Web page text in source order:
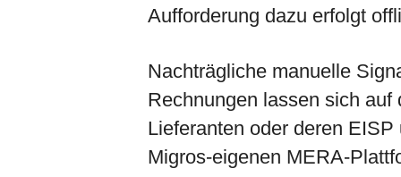
Aufforderung dazu erfolgt
Nachträgliche manuelle
Rechnungen lassen sich
Lieferanten oder deren
Migros-eigenen MERA-